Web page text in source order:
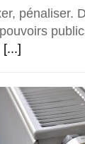
pénaliser.
[...]